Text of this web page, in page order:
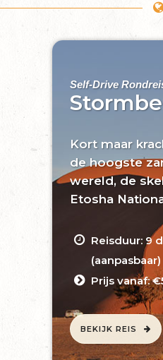
Self-Drive
Kort maar
de hoogste
wereld, de
Etosha
Reisduur: 9
(aanpasbaar)
Prijs vanaf:
BEKIJK REIS